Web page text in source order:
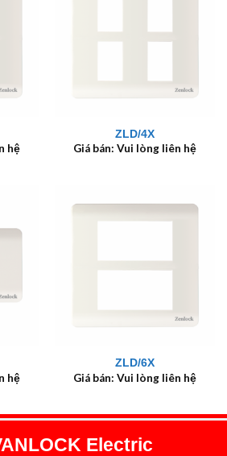
hệ
ZLD/4X
Giá bán: Vui lòng liên hệ
hệ
ZLD/6X
Giá bán: Vui lòng liên hệ
Electric